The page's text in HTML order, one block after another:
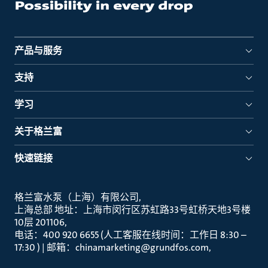
产品与服务
支持
学习
关于格兰富
快速链接
格兰富水泵（上海）有限公司
上海总部 地址：上海市闵行区苏虹路33号虹桥天地3号楼
10层 201106
电话：400 920 6655 (人工客服在线时间：工作日 8:30 –
17:30 ) | 邮箱：chinamarketing@grundfos.com